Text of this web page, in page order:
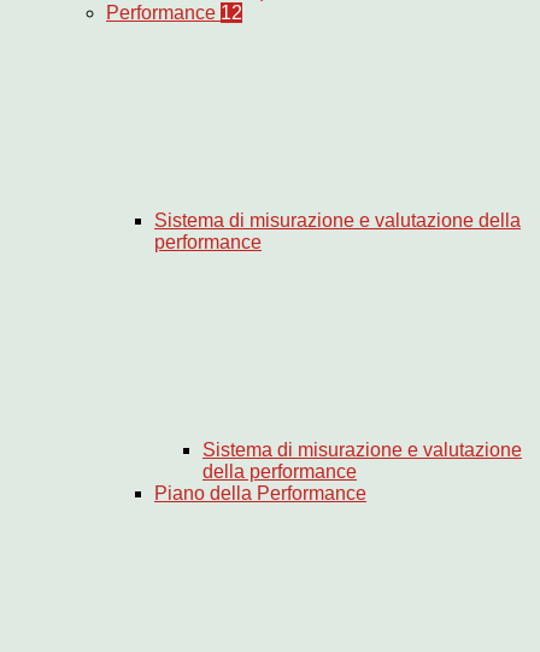
Performance 12
Sistema di misurazione e valutazione della
performance
Sistema di misurazione e valutazione
della performance
Piano della Performance